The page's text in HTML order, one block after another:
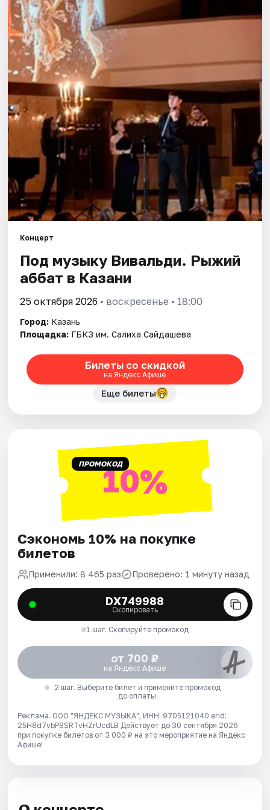
Города
Площадки
Артисты
Рейтинги
Концерт
Под музыку Вивальди. Рыжий
аббат в Казани
25 октября 2026 • воскресенье • 18:00
Город: Казань
Площадка: ГБКЗ им. Салиха Сайдашева
Билеты со скидкой
на Яндекс Афише
Еще билеты
ПРОМОКОД10%
Сэкономь 10% на покупке
билетов
Применили: 8 465 раз Проверено: 1 минуту назад
DX749988
Скопировать
1 шаг. Скопируйте промокод
от 700 ₽
на Яндекс Афише
2 шаг. Выберите билет и примените промокод
до оплаты
Реклама. ООО "ЯНДЕКС МУЗЫКА", ИНН: 9705121040 erid:
25H8d7vbP8SRTvHZrUcdLB Действует до 30 сентября 2026
при покупке билетов от 3 000 ₽ на это мероприятие на Яндекс
Афише!